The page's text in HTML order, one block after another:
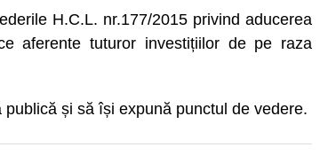
H.C.L. nr.177/2015 privind aducerea
aferente tuturor investițiilor de pe raza
și să își expună punctul de vedere.